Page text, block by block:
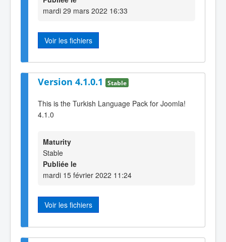
mardi 29 mars 2022 16:33
Voir les fichiers
Version 4.1.0.1 Stable
This is the Turkish Language Pack for Joomla!
4.1.0
Maturity
Stable
Publiée le
mardi 15 février 2022 11:24
Voir les fichiers